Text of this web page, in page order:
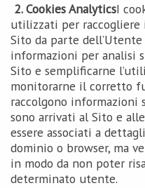
2. Cookies AnalyticsI
utilizzati per raccogliere
Sito da parte
informazioni per analisi
Sito e semplificarne
monitorarne il corretto
raccolgono
sono arrivati al Sito e
essere associati a
dominio o browser, ma
in modo da non poter
determinato utente.